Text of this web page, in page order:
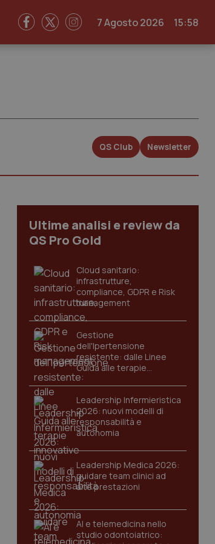
7 Agosto 2026 15:58
QS Club Newsletter
Ultime analisi e review da
QS Pro Gold
Cloud sanitario:
infrastrutture,
compliance, GDPR e Risk
management
Gestione
dell'Ipertensione
resistente: dalle Linee
Guida alle terapie
innovative
Leadership Infermieristica
2026: nuovi modelli di
responsabilità e
autonomia
Leadership Medica 2026:
guidare team clinici ad
alte prestazioni
AI e telemedicina nello
studio odontoiatrico: